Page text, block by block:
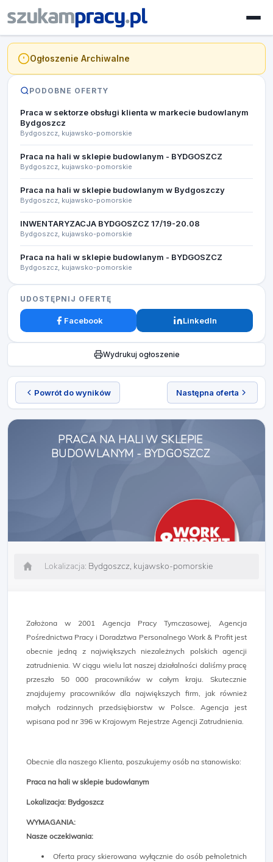
Powrót do wyników Następna oferta
PRACA NA HALI W SKLEPIE
BUDOWLANYM - BYDGOSZCZ
Lokalizacja: Bydgoszcz, kujawsko-pomorskie
Założona w 2001 Agencja Pracy Tymczasowej, Agencja
Pośrednictwa Pracy i Doradztwa Personalnego Work & Profit jest
obecnie jedną z największych niezależnych polskich agencji
zatrudnienia. W ciągu wielu lat naszej działalności daliśmy pracę
przeszło 50 000 pracowników w całym kraju. Skutecznie
znajdujemy pracowników dla największych firm, jak również
małych rodzinnych przedsiębiorstw w Polsce. Agencja jest
wpisana pod nr 396 w Krajowym Rejestrze Agencji Zatrudnienia.
Obecnie dla naszego Klienta, poszukujemy osób na stanowisko:
Praca na hali w sklepie budowlanym
Lokalizacja: Bydgoszcz
WYMAGANIA:
Nasze oczekiwania:
Oferta pracy skierowana wyłącznie do osób pełnoletnich
Ogłoszenie Archiwalne
PODOBNE OFERTY
Praca w sektorze obsługi klienta w markecie budowlanym
Bydgoszcz
Bydgoszcz, kujawsko-pomorskie
Praca na hali w sklepie budowlanym - BYDGOSZCZ
Bydgoszcz, kujawsko-pomorskie
Praca na hali w sklepie budowlanym w Bydgoszczy
Bydgoszcz, kujawsko-pomorskie
INWENTARYZACJA BYDGOSZCZ 17/19-20.08​
Bydgoszcz, kujawsko-pomorskie
Praca na hali w sklepie budowlanym - BYDGOSZCZ
Bydgoszcz, kujawsko-pomorskie
UDOSTĘPNIJ OFERTĘ
Facebook LinkedIn
Wydrukuj ogłoszenie